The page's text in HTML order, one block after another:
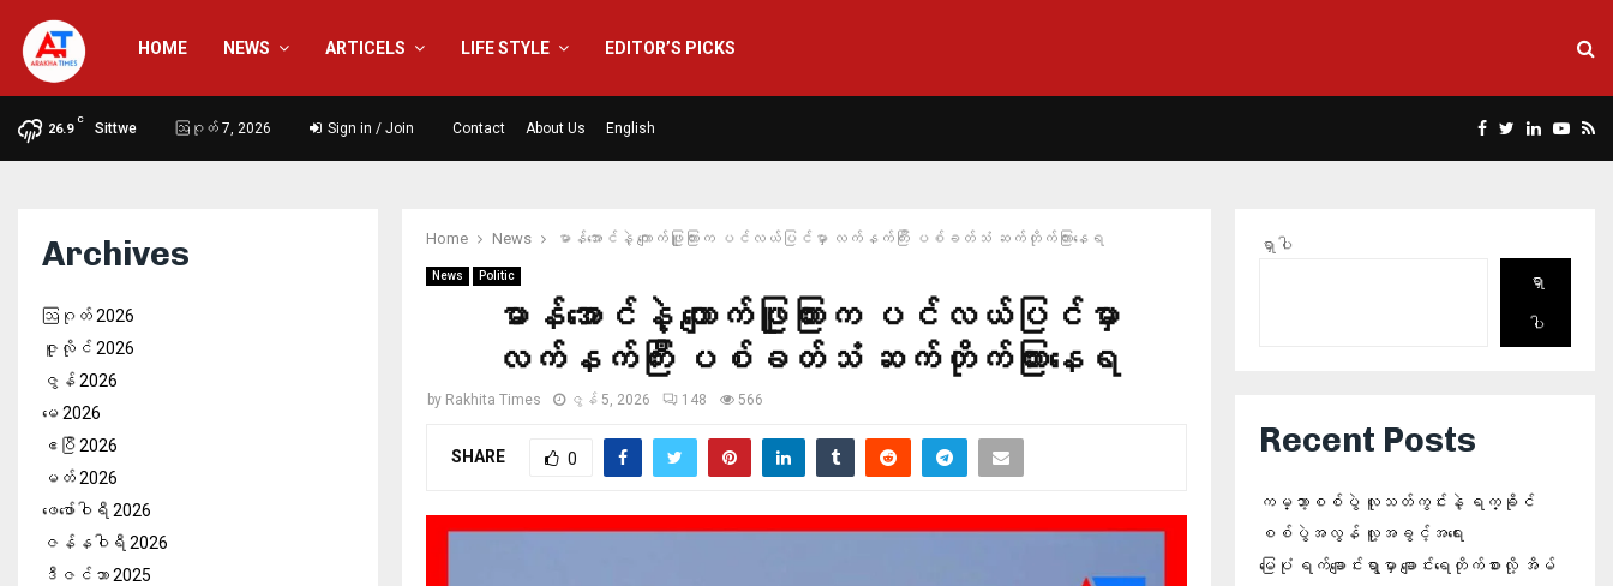
HOME NEWS ARTICELS LIFE STYLE EDITOR’S PICKS
26.9
C
Sittwe ဩဂုတ် 7, 2026 Sign in / Join Contact About Us English Facebook
Twitter
Linkedin
Home News မာန်အောင်နဲ့ ကျောက်ဖြူကြားက ပင်လယ်ပြင်မှာ လက်နက်ကြီး ပစ်ခတ်သံ ဆက်တိုက်ကြားနေရ
News Politic
မာန်အောင်နဲ့ ကျောက်ဖြူကြားက ပင်လယ်ပြင်မှာ
လက်နက်ကြီး ပစ်ခတ်သံ ဆက်တိုက်ကြားနေရ
by Rakhita Times ဇွန် 5, 2026 148 566
SHARE 0
Archives
ဩဂုတ် 2026
ဇူလိုင် 2026
ဇွန် 2026
မေ 2026
ဧပြီ 2026
မတ် 2026
ဖေ‌ဖော်ဝါရီ 2026
ဇန်နဝါရီ 2026
ဒီဇင်ဘာ 2025
ရှာပါ
ရှာ
ပါ
Recent Posts
ကမ္ဘာ့စစ်ပွဲ လူသတ်ကွင်းနဲ့ ရက္ခိုင်
စစ်ပွဲအလွန် လူ့အခွင့်အရေး
မြေပုံ ရက်ချောင်းရွာမှာ ချောင်းရေတိုက်စားလို့ အိမ်